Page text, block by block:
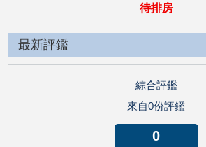
待排房
最新評鑑
綜合評鑑
來自0份評鑑
0